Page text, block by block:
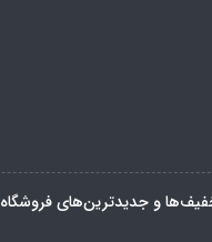
و جدیدترین‌های فروشگاه